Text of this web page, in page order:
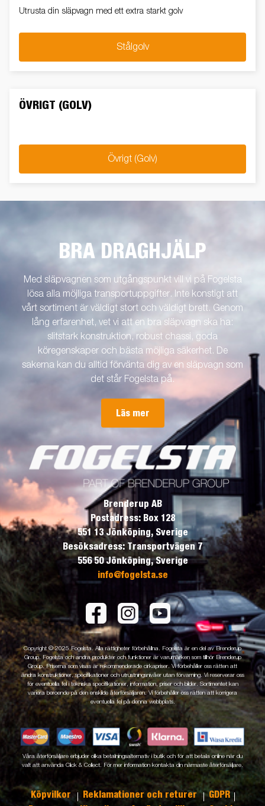
Utrusta din släpvagn med ett extra starkt golv
Stålgolv
ÖVRIGT (GOLV)
Övrigt (Golv)
BRA DRAGHJÄLP
Med släpvagnen som utgångspunkt vill vi på Fogelsta
lösa alla möjliga transportuppgifter. Inte konstigt att
vårt sortiment är väldigt stort och väldigt brett. Genom
lång erfarenhet, vet vi att en bra släpvagn ska ha:
slitstark konstruktion, robust chassi, goda
köregenskaper och bästa möjliga säkerhet. De
sakerna kan du alltid förvänta dig av en släpvagn som
det står Fogelsta på.
Läs mer
Brenderup AB
Postadress: Box 128
551 13 Jönköping, Sverige
Besöksadress: Transportvägen 7
556 50 Jönköping, Sverige
info@fogelsta.se
Copyright © 2025 Fogelsta. Alla rättigheter förbehållna. Fogelsta är en del av Brenderup
Group. Fogelsta och andra produkter och funktioner är varumärken som tillhör Brenderup
Group. Priserna som visas är rekommenderade cirkapriser. Vi förbehåller oss rätten att
ändra konstruktioner, specifikationer och utrustningsnivåer utan förvarning. Vi reserverar oss
för eventuella fel i tekniska specifikationer, information, priser och bilder. Sortimentet kan
variera beroende på den enskilde återförsäljaren. Vi förbehåller oss rätten att korrigera
eventuella fel på denna webbplats.
Våra återförsäljare erbjuder olika betalningsalternativ i butik och för att betala online när du
valt att använda Click & Collect. För mer information kontakta din närmaste återförsäljare.
Köpvilkor Reklamationer och returer
GDPR